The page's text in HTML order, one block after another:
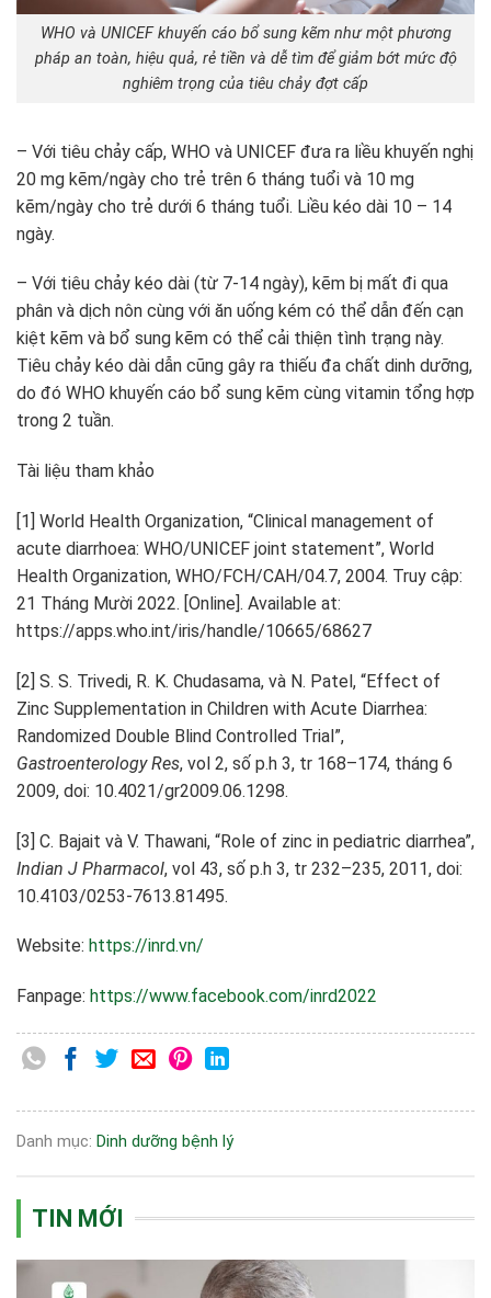
WHO và UNICEF khuyến cáo bổ sung kẽm như một phương
pháp an toàn, hiệu quả, rẻ tiền và dễ tìm để giảm bớt mức độ
nghiêm trọng của tiêu chảy đợt cấp
– Với tiêu chảy cấp, WHO và UNICEF đưa ra liều khuyến nghị
20 mg kẽm/ngày cho trẻ trên 6 tháng tuổi và 10 mg
kẽm/ngày cho trẻ dưới 6 tháng tuổi. Liều kéo dài 10 – 14
ngày.
– Với tiêu chảy kéo dài (từ 7-14 ngày), kẽm bị mất đi qua
phân và dịch nôn cùng với ăn uống kém có thể dẫn đến cạn
kiệt kẽm và bổ sung kẽm có thể cải thiện tình trạng này.
Tiêu chảy kéo dài dẫn cũng gây ra thiếu đa chất dinh dưỡng,
do đó WHO khuyến cáo bổ sung kẽm cùng vitamin tổng hợp
trong 2 tuần.
Tài liệu tham khảo
[1] World Health Organization, “Clinical management of
acute diarrhoea: WHO/UNICEF joint statement”, World
Health Organization, WHO/FCH/CAH/04.7, 2004. Truy cập:
21 Tháng Mười 2022. [Online]. Available at:
https://apps.who.int/iris/handle/10665/68627
[2] S. S. Trivedi, R. K. Chudasama, và N. Patel, “Effect of
Zinc Supplementation in Children with Acute Diarrhea:
Randomized Double Blind Controlled Trial”,
Gastroenterology Res, vol 2, số p.h 3, tr 168–174, tháng 6
2009, doi: 10.4021/gr2009.06.1298.
[3] C. Bajait và V. Thawani, “Role of zinc in pediatric diarrhea”,
Indian J Pharmacol, vol 43, số p.h 3, tr 232–235, 2011, doi:
10.4103/0253-7613.81495.
Website: https://inrd.vn/
Fanpage: https://www.facebook.com/inrd2022
Danh mục: Dinh dưỡng bệnh lý
TIN MỚI